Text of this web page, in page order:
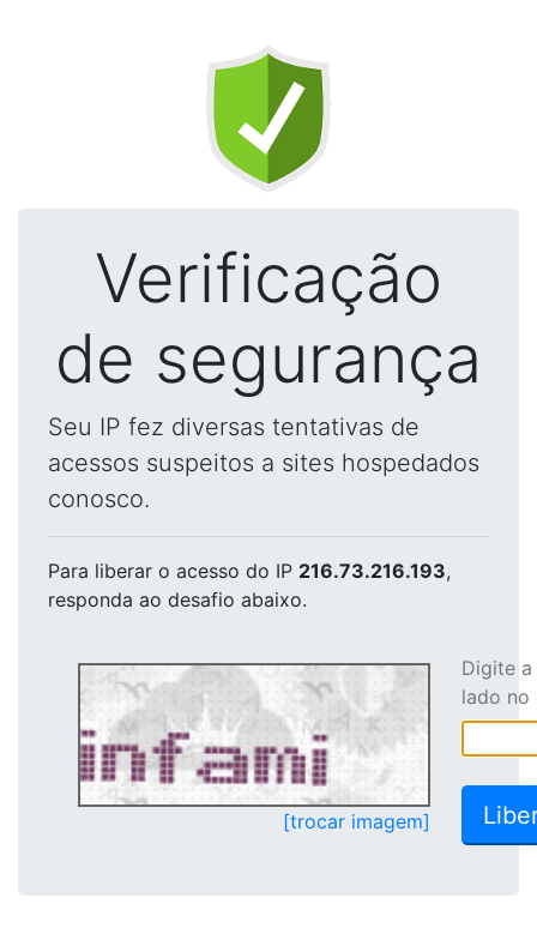
Verificação
de segurança
Seu IP fez diversas tentativas de
acessos suspeitos a sites hospedados
conosco.
Para liberar o acesso do IP 216.73.216.193,
responda ao desafio abaixo.
[trocar imagem]
Digite
lado no